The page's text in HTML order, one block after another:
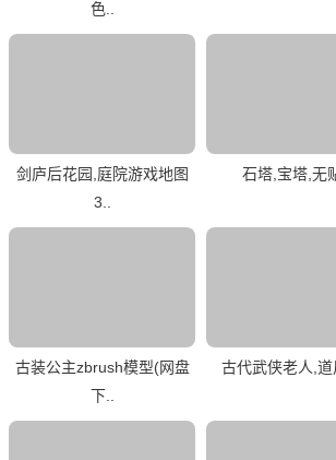
色..
剑庐后花园,庭院游戏地图
3..
石塔,宝塔,无
古装公主zbrush模型(网盘
下..
古代武侠老人,道